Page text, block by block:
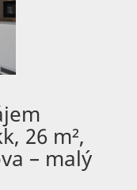
26 m²,
– malý